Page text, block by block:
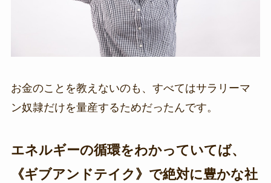
お金のことを教えないのも、すべてはサラリーマ
ン奴隷だけを量産するためだったんです。
エネルギーの循環をわかっていてば、
《ギブアンドテイク》で絶対に豊かな社